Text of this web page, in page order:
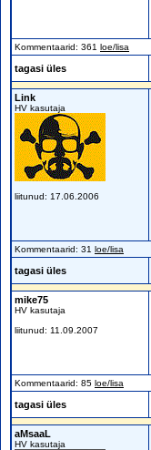
Kommentaarid: 361 loe/lisa
tagasi üles
Link
HV kasutaja
liitunud: 17.06.2006
Kommentaarid: 31 loe/lisa
tagasi üles
mike75
HV kasutaja
liitunud: 11.09.2007
Kommentaarid: 85 loe/lisa
tagasi üles
aMsaaL
HV kasutaja